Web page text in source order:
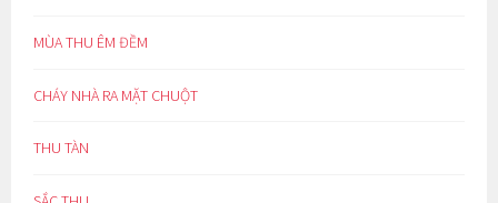
MÙA THU ÊM ĐỀM
CHÁY NHÀ RA MẶT CHUỘT
THU TÀN